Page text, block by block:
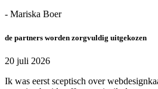
- Mariska Boer
de partners worden zorgvuldig uitgekozen
20 juli 2026
Ik was eerst sceptisch over